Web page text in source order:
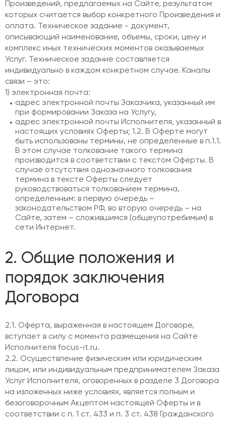
Произведений, предлагаемых на Сайте, результатом
которых считается выбор конкретного Произведения и
оплата. Техническое задание - документ,
описывающий наименование, объемы, сроки, цену и
комплекс иных технических моментов оказываемых
Услуг. Техническое задание составляется
индивидуально в каждом конкретном случае. Каналы
связи – это:
1) электронная почта:
адрес электронной почты Заказчика, указанный им
при формировании Заказа на Услугу,
адрес электронной почты Исполнителя, указанный в
настоящих условиях Оферты; 1.2. В Оферте могут
быть использованы термины, не определенные в п.1.1.
В этом случае толкование такого термина
производится в соответствии с текстом Оферты. В
случае отсутствия однозначного толкования
термина в тексте Оферты следует
руководствоваться толкованием термина,
определенным: в первую очередь –
законодательством РФ, во вторую очередь – на
Сайте, затем – сложившимся (общеупотребимым) в
сети Интернет.
2. Общие положения и
порядок заключения
Договора
2.1. Оферта, выраженная в настоящем Договоре,
вступает в силу с момента размещения на Сайте
Исполнителя focus-it.ru.
2.2. Осуществление физическим или юридическим
лицом, или индивидуальным предпринимателем Заказа
Услуг Исполнителя, оговоренных в разделе 3 Договора
на изложенных ниже условиях, является полным и
безоговорочным Акцептом настоящей Оферты и в
соответствии с п. 1 ст. 433 и п. 3 ст. 438 Гражданского